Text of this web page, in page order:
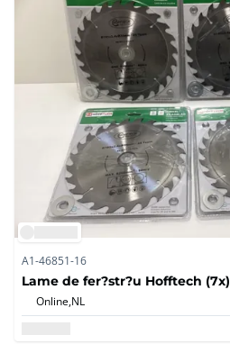
A1-46851-16
Lame de fer?str?u Hofftech (7x)
Online,NL